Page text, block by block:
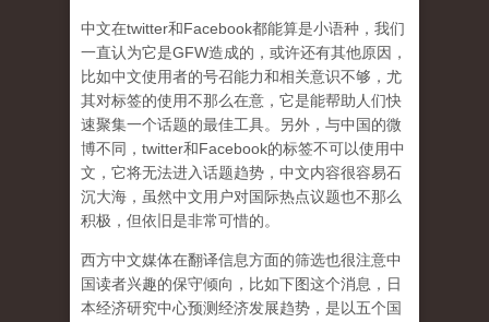
中文在twitter和Facebook都能算是小语种，我们
一直认为它是GFW造成的，或许还有其他原因，
比如中文使用者的号召能力和相关意识不够，尤
其对标签的使用不那么在意，它是能帮助人们快
速聚集一个话题的最佳工具。另外，与中国的微
博不同，twitter和Facebook的标签不可以使用中
文，它将无法进入话题趋势，中文内容很容易石
沉大海，虽然中文用户对国际热点议题也不那么
积极，但依旧是非常可惜的。
西方中文媒体在翻译信息方面的筛选也很注意中
国读者兴趣的保守倾向，比如下图这个消息，日
本经济研究中心预测经济发展趋势，是以五个国